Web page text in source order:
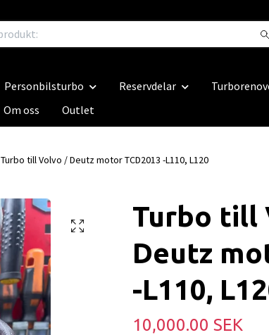
Personbilsturbo Reservdelar
Om oss
Outlet
Turbo till Volvo / Deutz motor TCD2013 -L110, L120
Turbo till
Deutz
-L110,
10,000.00 SEK